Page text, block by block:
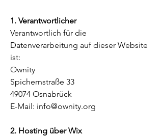
1. Verantwortlicher
Verantwortlich für die
Datenverarbeitung auf dieser Website
ist:
Ownity
Spichernstraße 33
49074 Osnabrück
E-Mail: info@ownity.org
2. Hosting über Wix